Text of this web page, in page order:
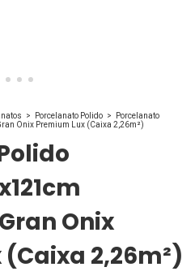
> Porcelanato Polido >
Porcelanato
Onix Premium Lux (Caixa 2,26m²)
Onix
2,26m²)